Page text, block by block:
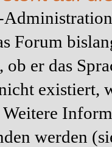
Forum
er das
existiert,
werden